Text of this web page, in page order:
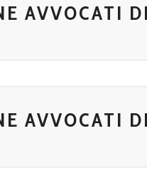
AVVOCATI
AVVOCATI